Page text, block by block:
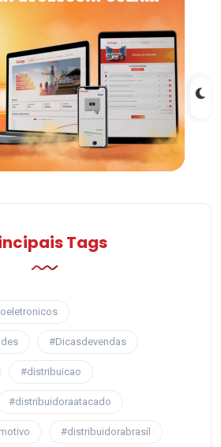
Tags
#Dicasdevendas
#distribuicao
#distribuidoraatacado
#distribuidorabrasil